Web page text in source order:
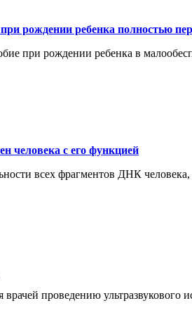
рождении ребенка полностью
при рождении ребенка в
человека с его функцией
всех фрагментов ДНК
проведению ультразвукового